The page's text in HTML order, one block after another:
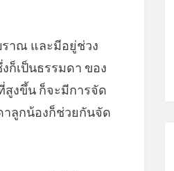
าณ และมีอยู่ช่วง
ก็เป็นธรรมดา ของ
สูงขึ้น ก็จะมีการจัด
าลูกน้องก็ช่วยกันจัด